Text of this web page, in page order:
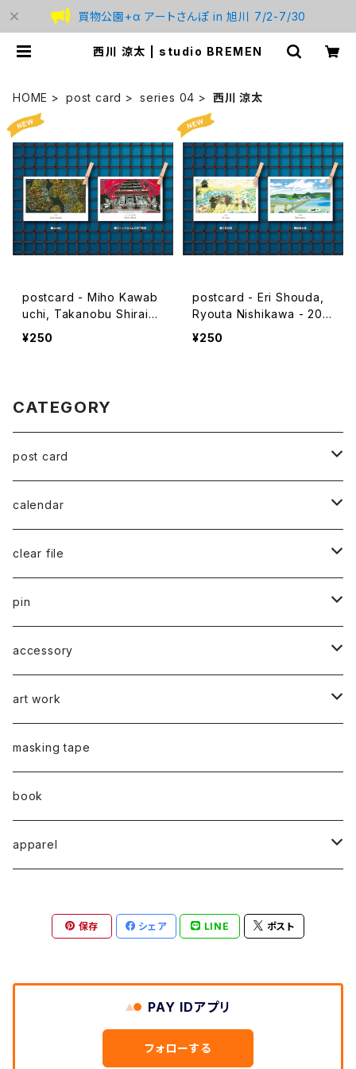
買物公園+α アートさんぽ in 旭川 7/2-7/30
西川 涼太 | studio BREMEN
HOME post card series 04 西川 涼太
postcard - Miho Kawab
uchi, Takanobu Shiraish
i - 2024ver
¥250
postcard - Eri Shouda,
Ryouta Nishikawa - 202
4ver
¥250
CATEGORY
post card
series 02
千葉真弘
川淵美帆
馬渕祐輝
牧野亮介
宮林聡太
series 01
蛯子陽太
web限定
series 03
all complete
蛯子陽太
series 04
乾 夏樹
蛯子 陽太
calendar
2019
typeB
2020
CASUAL 横タイプ
CLASSIC 縦タイプ
2021
CLASSIC
CASUAL
2022
VERTICAL -ヴァーティカル-
Horizon -ホライゾン-
2023
VERTICAL - ヴァーティカル -
Horizon - ホライゾン -
2024
Vertical - ヴァーティカル -縦型
Logical - ロジカル -横型2ヶ月版
clear file
series 02
all complete
series 04
pin
series 01
蛯子陽太
後藤裕貴
accessory
弓山諒
ピアス
イヤリング
牧野亮介
ピアス
イヤリング
西川雄野
イヤリング
art work
蛯子陽太
猫 - cat -
犬 - dog -
白石貴喜
清尾あかり
鈴木僚介
masking tape
book
apparel
保存 シェア LINE ポスト
PAY IDアプリ
フォローする